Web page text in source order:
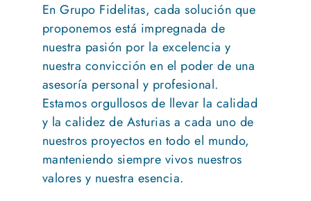
En Grupo Fidelitas, cada solución que
proponemos está impregnada de
nuestra pasión por la excelencia y
nuestra convicción en el poder de una
asesoría personal y profesional.
Estamos orgullosos de llevar la calidad
y la calidez de Asturias a cada uno de
nuestros proyectos en todo el mundo,
manteniendo siempre vivos nuestros
valores y nuestra esencia.